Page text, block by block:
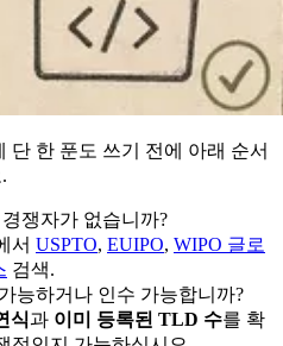
단 한 푼도 쓰기 전에 아래 순서
쟁자가 없습니까?
서 USPTO, EUIPO, WIPO 글로
검색.
능하거나 인수 가능합니까?
식과 이미 등록된 TLD 수를 확